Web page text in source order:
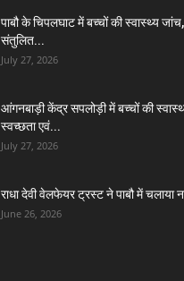
पाबौ के चिपलघाट में बच्चों की स्वास्थ्य
संतुलित...
July 27, 2026
आंगनबाड़ी केंद्र सपलोड़ी में बच्चों की
स्वच्छता एवं...
July 27, 2026
राधा देवी वेलफेयर ट्रस्ट ने पाबौ में चलाया
June 26, 2026